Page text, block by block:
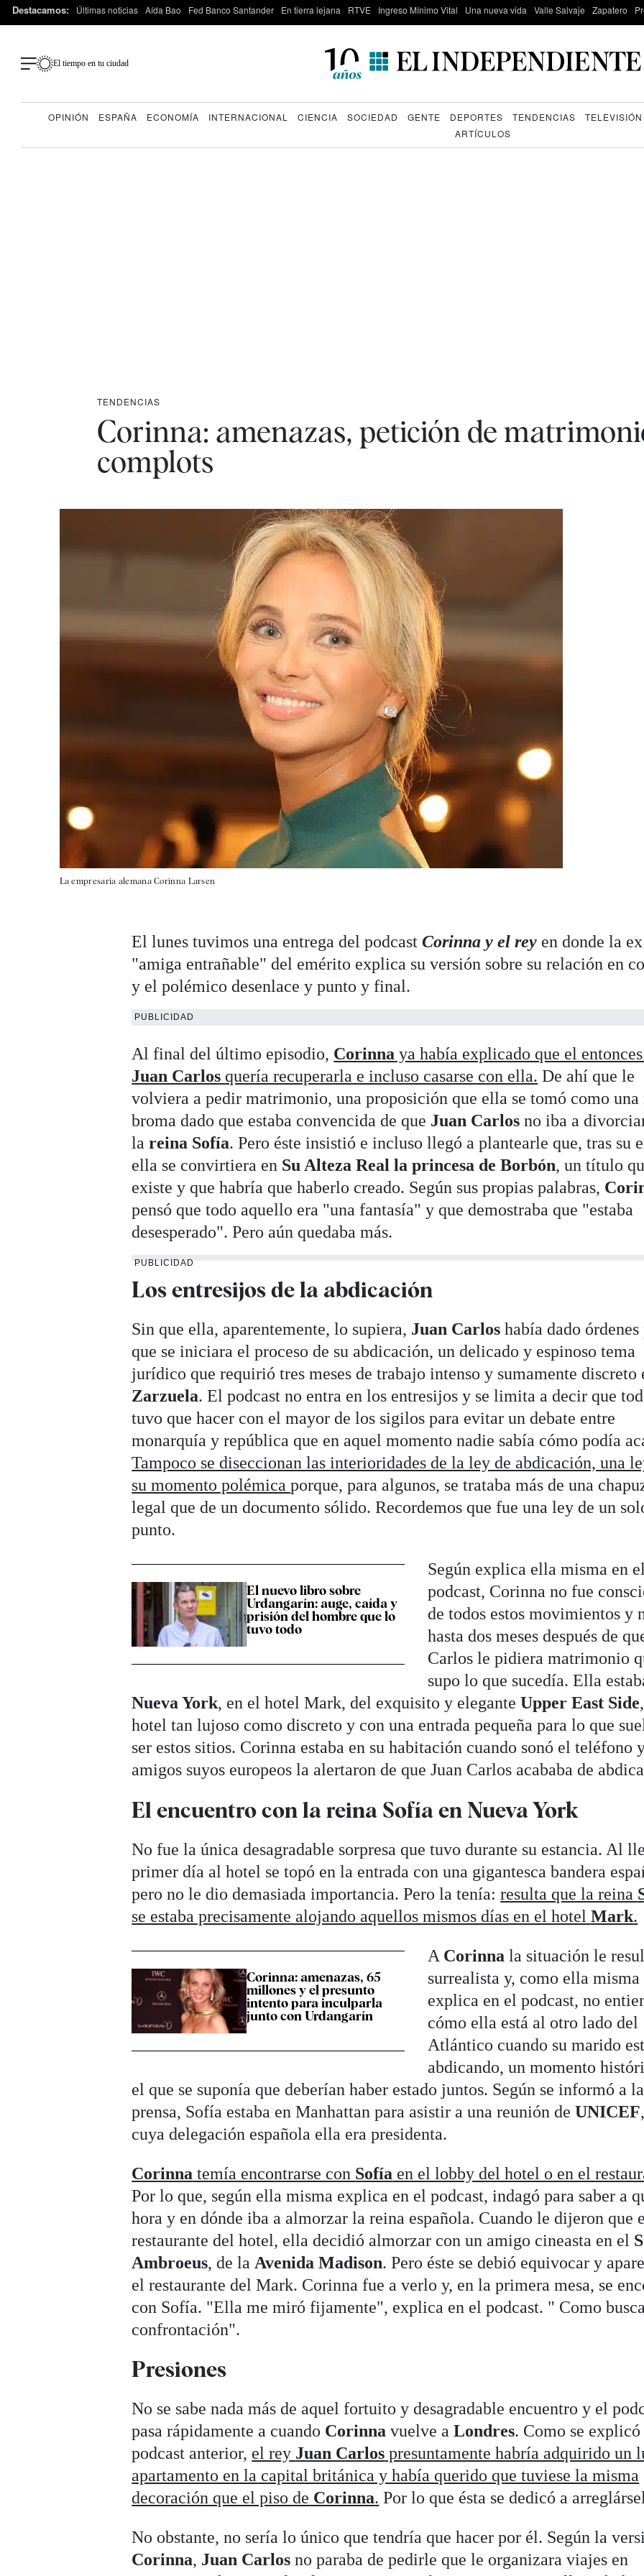
Destacamos: Últimas noticias Aída Bao Fed Banco Santander En tierra lejana RTVE Ingreso Mínimo Vital Una nueva vida Valle Salvaje Zapatero
El tiempo en tu ciudad
OPINIÓN ESPAÑA ECONOMÍA INTERNACIONAL CIENCIA SOCIEDAD GENTE DEPORTES TENDENCIAS TELEVISIÓN
ARTÍCULOS
TENDENCIAS
Corinna: amenazas, petición de
complots
La empresaria alemana Corinna Larsen
El lunes tuvimos una entrega del podcastCorinna y el rey en donde la ex
"amiga entrañable" del emérito explica su versión sobre su relación en
y el polémico desenlace y punto y final.
PUBLICIDAD
Al final del último episodio, Corinna ya había explicado que el
Juan Carlosquería recuperarla e incluso casarse con ella. De ahí que le
volviera a pedir matrimonio, una proposición que ella se tomó como una
broma dado que estaba convencida de que Juan Carlos no iba a
lareina Sofía. Pero éste insistió e incluso llegó a plantearle que, tras su
ella se convirtiera en Su Alteza Real la princesa de Borbón, un título
existe y que habría que haberlo creado. Según sus propias palabras,
pensó que todo aquello era "una fantasía" y que demostraba que "estaba
desesperado". Pero aún quedaba más.
PUBLICIDAD
Los entresijos de la abdicación
Sin que ella, aparentemente, lo supiera, Juan Carlos había dado órdenes
que se iniciara el proceso de su abdicación, un delicado y espinoso tema
jurídico que requirió tres meses de trabajo intenso y sumamente discreto
Zarzuela. El podcast no entra en los entresijos y se limita a decir que
tuvo que hacer con el mayor de los sigilos para evitar un debate entre
monarquía y república que en aquel momento nadie sabía cómo podía
Tampoco se diseccionan las interioridades de la ley de abdicación, una
su momento polémicaporque, para algunos, se trataba más de una
legal que de un documento sólido. Recordemos que fue una ley de un
punto.
El nuevo libro sobre
Urdangarín: auge, caída y
prisión del hombre que lo
tuvo todo
Según explica ella misma en el
podcast, Corinna no fue
de todos estos movimientos y
hasta dos meses después de
Carlos le pidiera matrimonio
supo lo que sucedía. Ella
Nueva York, en el hotel Mark, del exquisito y eleganteUpper East Side
hotel tan lujoso como discreto y con una entrada pequeña para lo que
ser estos sitios. Corinna estaba en su habitación cuando sonó el teléfono
amigos suyos europeos la alertaron de que Juan Carlos acababa de
El encuentro con la reina Sofía en Nueva York
No fue la única desagradable sorpresa que tuvo durante su estancia. Al
primer día al hotel se topó en la entrada con una gigantesca bandera
pero no le dio demasiada importancia. Pero la tenía:resulta que la reina
se estaba precisamente alojando aquellos mismos días en el hotelMark.
Corinna: amenazas, 65
millones y el presunto
intento para inculparla
junto con Urdangarín
A Corinna la situación le
surrealista y, como ella misma
explica en el podcast, no
cómo ella está al otro lado del
Atlántico cuando su marido
abdicando, un momento
el que se suponía que deberían haber estado juntos. Según se informó a la
prensa, Sofía estaba en Manhattan para asistir a una reunión deUNICEF
cuya delegación española ella era presidenta.
Corinna temía encontrarse con Sofía en el lobby del hotel o en el
Por lo que, según ella misma explica en el podcast, indagó para saber a
hora y en dónde iba a almorzar la reina española. Cuando le dijeron que
restaurante del hotel, ella decidió almorzar con un amigo cineasta en el
Ambroeus, de la Avenida Madison. Pero éste se debió equivocar y
el restaurante del Mark. Corinna fue a verlo y, en la primera mesa, se
con Sofía. "Ella me miró fijamente", explica en el podcast. " Como
confrontación".
Presiones
No se sabe nada más de aquel fortuito y desagradable encuentro y el
pasa rápidamente a cuando Corinna vuelve aLondres. Como se explicó
podcast anterior, el rey Juan Carlos presuntamente habría adquirido un
apartamento en la capital británica y había querido que tuviese la misma
decoración que el piso de Corinna. Por lo que ésta se dedicó a
No obstante, no sería lo único que tendría que hacer por él. Según la
Corinna, Juan Carlos no paraba de pedirle que le organizara viajes en